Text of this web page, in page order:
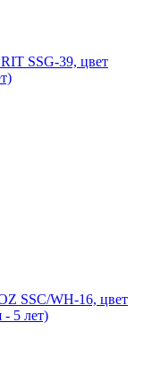
SSG-39, цвет
SSC/WH-16, цвет
5 лет)